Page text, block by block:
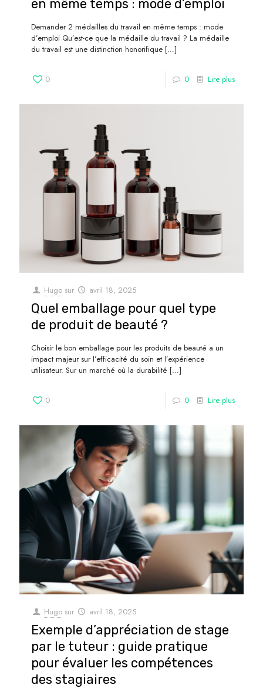
en même temps : mode d’emploi
Demander 2 médailles du travail en même temps : mode
d’emploi Qu’est-ce que la médaille du travail ? La médaille
du travail est une distinction honorifique […]
0 0 Lire plus
Hugo sur avril 18, 2025
Quel emballage pour quel type
de produit de beauté ?
Choisir le bon emballage pour les produits de beauté a un
impact majeur sur l’efficacité du soin et l’expérience
utilisateur. Sur un marché où la durabilité […]
0 0 Lire plus
Hugo sur avril 18, 2025
Exemple d’appréciation de stage
par le tuteur : guide pratique
pour évaluer les compétences
des stagiaires